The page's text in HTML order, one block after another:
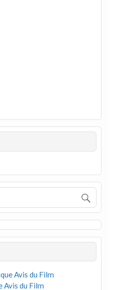
Avis du Film
Avis du Film